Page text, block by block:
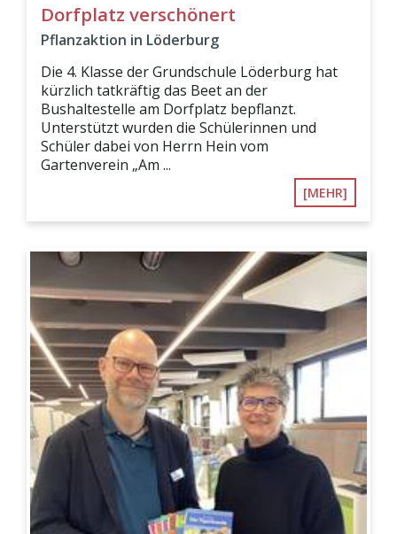
Dorfplatz verschönert
Pflanzaktion in Löderburg
Die 4. Klasse der Grundschule Löderburg hat
kürzlich tatkräftig das Beet an der
Bushaltestelle am Dorfplatz bepflanzt.
Unterstützt wurden die Schülerinnen und
Schüler dabei von Herrn Hein vom
Gartenverein „Am ...
[MEHR]